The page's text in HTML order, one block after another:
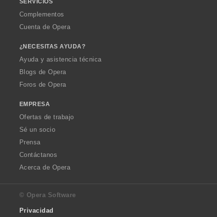
Complementos
Cuenta de Opera
¿NECESITAS AYUDA?
Ayuda y asistencia técnica
Blogs de Opera
Foros de Opera
EMPRESA
Ofertas de trabajo
Sé un socio
Prensa
Contáctanos
Acerca de Opera
© Opera Software
Privacidad